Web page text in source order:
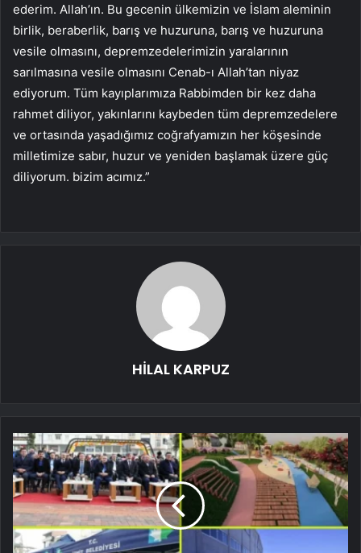
ederim. Allah’ın. Bu gecenin ülkemizin ve İslam aleminin
birlik, beraberlik, barış ve huzuruna, barış ve huzuruna
vesile olmasını, depremzedelerimizin yaralarının
sarılmasına vesile olmasını Cenab-ı Allah’tan niyaz
ediyorum. Tüm kayıplarımıza Rabbimden bir kez daha
rahmet diliyor, yakınlarını kaybeden tüm depremzedelere
ve ortasında yaşadığımız coğrafyamızın her köşesinde
milletimize sabır, huzur ve yeniden başlamak üzere güç
diliyorum. bizim acımız.”
HİLAL KARPUZ